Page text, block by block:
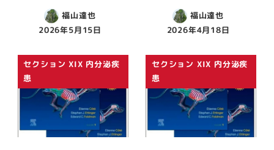
福山達也
2026年5月15日
福山達也
2026年4月18日
セクション XIX 内分泌疾
患
セクション XIX 内分泌疾
患